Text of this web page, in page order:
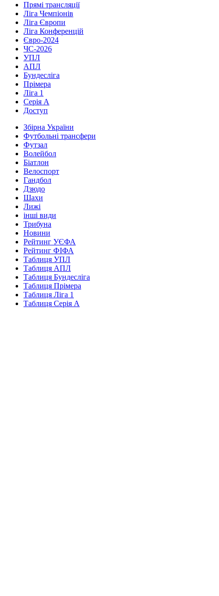
Прямі трансляції
Ліга Чемпіонів
Ліга Європи
Ліга Конференцій
Євро-2024
ЧС-2026
УПЛ
АПЛ
Бундесліга
Прімера
Ліга 1
Серія А
Доступ
Збірна України
Футбольні трансфери
Футзал
Волейбол
Біатлон
Велоспорт
Гандбол
Дзюдо
Шахи
Лижі
інші види
Трибуна
Новини
Рейтинг УЄФА
Рейтинг ФІФА
Таблиця УПЛ
Таблиця АПЛ
Таблиця Бундесліга
Таблиця Прімера
Таблиця Ліга 1
Таблиця Серія А